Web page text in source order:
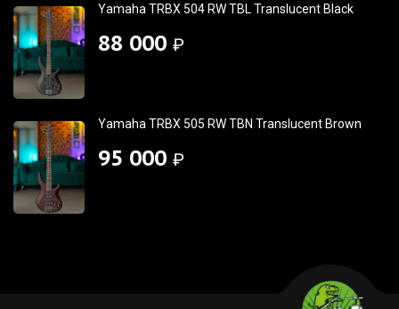
Yamaha TRBX 504 RW TBL Translucent Black
88 000 ₽
Yamaha TRBX 505 RW TBN Translucent Brown
95 000 ₽